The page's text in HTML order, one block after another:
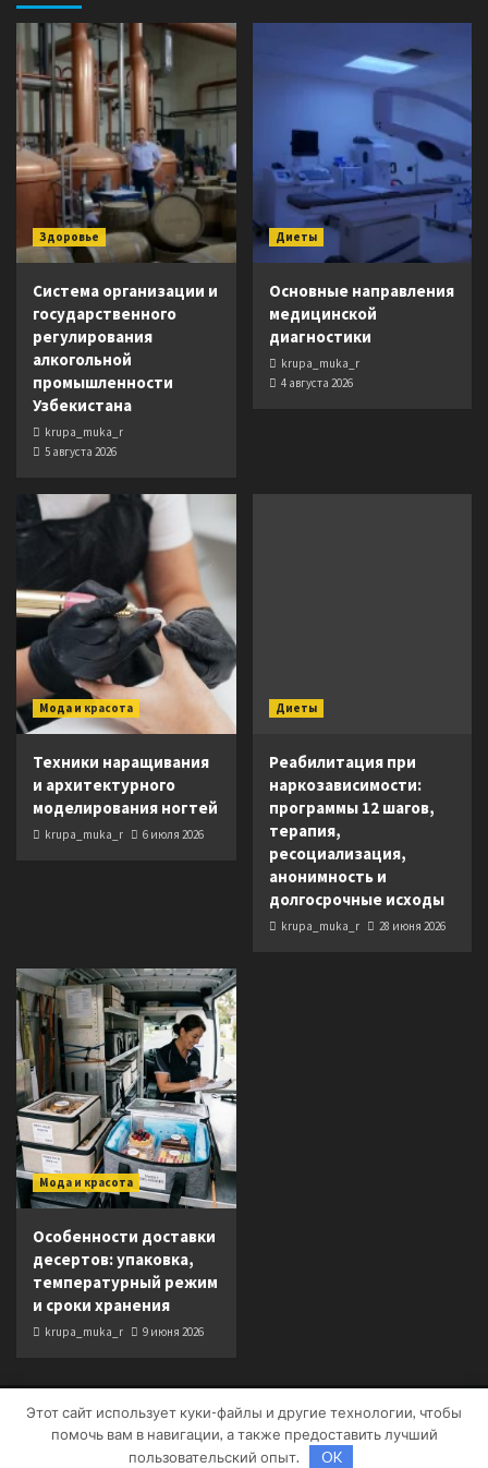
Здоровье
Система организации и
государственного
регулирования
алкогольной
промышленности
Узбекистана
krupa_muka_r
5 августа 2026
Диеты
Основные направления
медицинской
диагностики
krupa_muka_r
4 августа 2026
Мода и красота
Техники наращивания
и архитектурного
моделирования ногтей
krupa_muka_r 6 июля 2026
Диеты
Реабилитация при
наркозависимости:
программы 12 шагов,
терапия,
ресоциализация,
анонимность и
долгосрочные исходы
krupa_muka_r 28 июня 2026
Мода и красота
Особенности доставки
десертов: упаковка,
температурный режим
и сроки хранения
krupa_muka_r 9 июня 2026
Copyright © Все права защищены.|CoverNewsот AF
themes.
Этот сайт использует куки-файлы и другие технологии, чтобы
помочь вам в навигации, а также предоставить лучший
пользовательский опыт.
OK